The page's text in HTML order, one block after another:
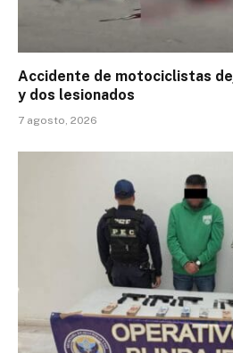
Accidente de motociclistas
y dos lesionados
7 agosto, 2026